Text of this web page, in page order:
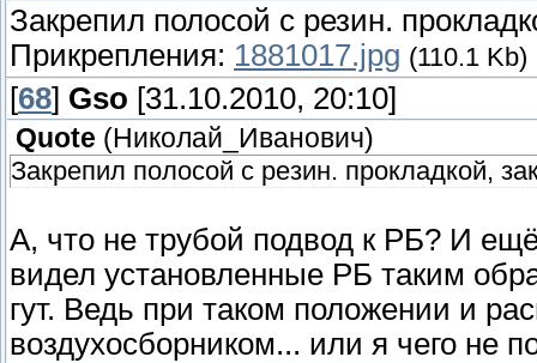
Закрепил полосой с резин.
Прикрепления: 1881017.jpg (110.1 Kb)
[68] Gso [31.10.2010, 20:10]
Quote ( Николай_Иванович)
Закрепил полосой с резин. прокладкой,
А, что не трубой подвод к РБ? И
видел установленные РБ таким
гут. Ведь при таком положении и
воздухосборником... или я чего не